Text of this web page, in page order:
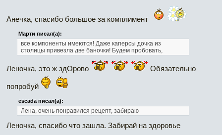
Анечка, спасибо большое за комплимент
Марти писал(а):
все компоненты имеются! Даже каперсы дочка из
столицы привезла две баночки! Будем пробовать,
Леночка, это ж здОрово Обязательно
попробуй
escada писал(а):
Лена, очень понравился рецепт, забираю
Леночка, спасибо что зашла. Забирай на здоровье